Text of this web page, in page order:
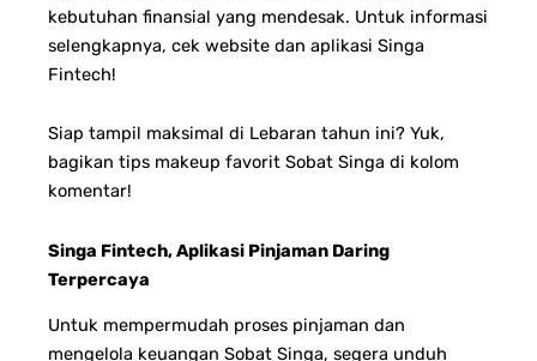
kebutuhan finansial yang mendesak. Untuk informasi
selengkapnya, cek website dan aplikasi Singa
Fintech!
Siap tampil maksimal di Lebaran tahun ini? Yuk,
bagikan tips makeup favorit Sobat Singa di kolom
komentar!
Singa Fintech, Aplikasi Pinjaman Daring
Terpercaya
Untuk mempermudah proses pinjaman dan
mengelola keuangan Sobat Singa, segera unduh